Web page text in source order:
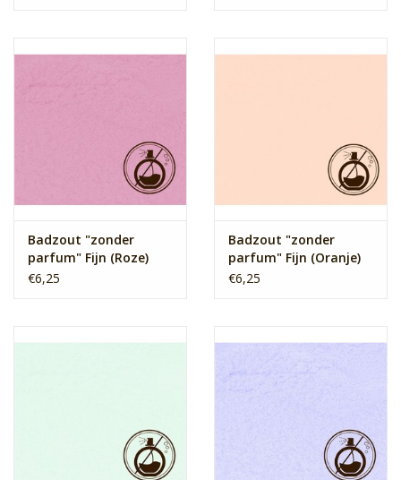
Badzout "zonder
parfum" Fijn (Roze)
€6,25
Badzout "zonder
parfum" Fijn (Oranje)
€6,25